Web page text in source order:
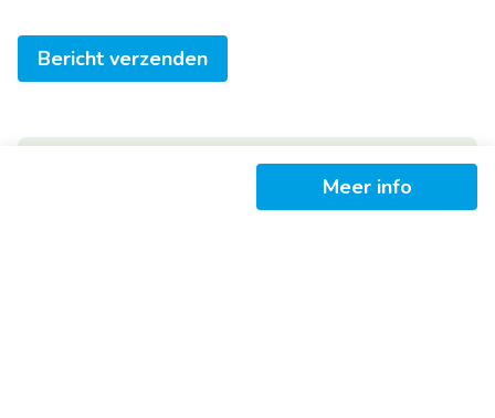
Meer info
Bericht verzenden
Ontvang als eerste het nieuwste